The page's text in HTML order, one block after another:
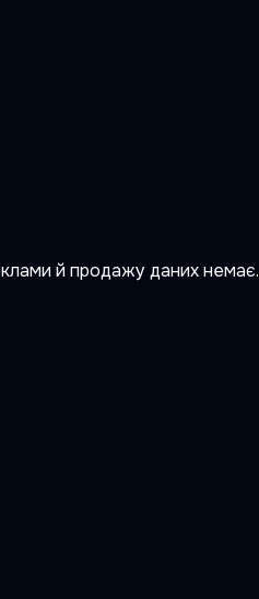
й продажу даних немає.